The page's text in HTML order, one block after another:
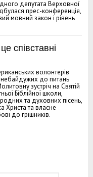
депутата Верховної
прес-конференція,
мовний закон і рівень
співставні
волонтерів
небайдужих до питань
зустріч на Святій
Біблійної школи,
та духовних пісень,
Христа та власне
до грішників.